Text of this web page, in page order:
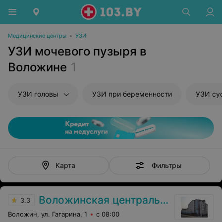
Медицинские центры • УЗИ
УЗИ мочевого пузыря в
Воложине 1
УЗИ головы УЗИ при беременности УЗИ
Карта Фильтры
3.3 Воложинская центральная районная больница
Воложин, ул. Гагарина, 1 с 08:00